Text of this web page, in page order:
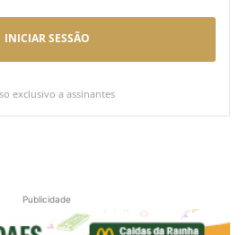
INICIAR SESSÃO
exclusivo a assinantes
Publicidade